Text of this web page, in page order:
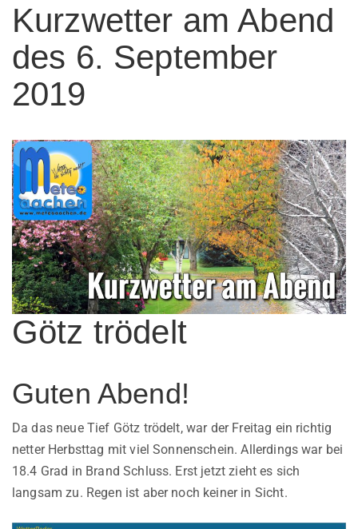
Kurzwetter am Abend
des 6. September
2019
Götz trödelt
Guten Abend!
Da das neue Tief Götz trödelt, war der Freitag ein richtig
netter Herbsttag mit viel Sonnenschein. Allerdings war bei
18.4 Grad in Brand Schluss. Erst jetzt zieht es sich
langsam zu. Regen ist aber noch keiner in Sicht.